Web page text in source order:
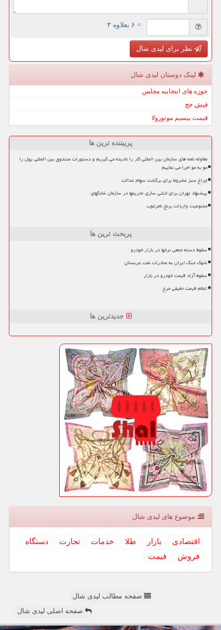
= ۶ بعلاوه ۳
نظر برای لیدی شال
لینک دوستان لیدی شال
حوزه های انتخابیه مجلس
فیش حج
قیمت بیسیم موتورولا
پربیننده ترین ها
مقاوله نامه های سازمان بین المللی کار را نادیده می گیریم و دستورات صندوق بین المللی پول را
مو به مو اجرا می نماییم
چراغ سبز مشروط برای برگشت سهام عدالت
پیشنهاد تهران برای خنثی سازی تحریمها در سازمان شانگهای
ممنوعیت واردات برنج نامرغوب
پربحث ترین ها
سقوط دسته جمعی نرخها در بازار خودرو
شوک جنگ ایران به صادرات نفت عربستان
سقوط آزاد قیمت خودرو در بازار
اعلام قیمت حقیقی مرغ
جدیدترین ها
موضوع های لیدی شال
اقتصادی بازار طلا خدمات تجارت
دستگاه
فروش
قیمت
صفحه مطالب لیدی شال
صفحه اصلی لیدی شال